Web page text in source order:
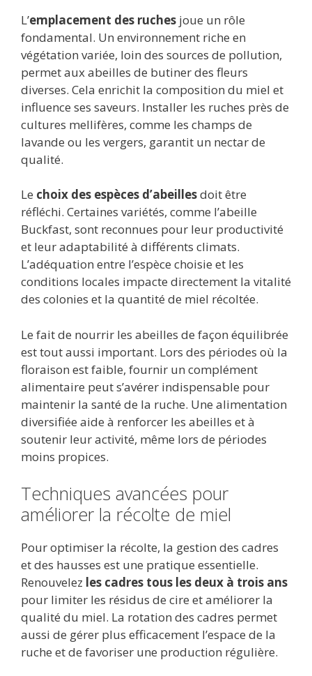
L’emplacement des ruches joue un rôle
fondamental. Un environnement riche en
végétation variée, loin des sources de pollution,
permet aux abeilles de butiner des fleurs
diverses. Cela enrichit la composition du miel et
influence ses saveurs. Installer les ruches près de
cultures mellifères, comme les champs de
lavande ou les vergers, garantit un nectar de
qualité.
Le choix des espèces d’abeillesdoit être
réfléchi. Certaines variétés, comme l’abeille
Buckfast, sont reconnues pour leur productivité
et leur adaptabilité à différents climats.
L’adéquation entre l’espèce choisie et les
conditions locales impacte directement la vitalité
des colonies et la quantité de miel récoltée.
Le fait de nourrir les abeilles de façon équilibrée
est tout aussi important. Lors des périodes où la
floraison est faible, fournir un complément
alimentaire peut s’avérer indispensable pour
maintenir la santé de la ruche. Une alimentation
diversifiée aide à renforcer les abeilles et à
soutenir leur activité, même lors de périodes
moins propices.
Techniques avancées pour
améliorer la récolte de miel
Pour optimiser la récolte, la gestion des cadres
et des hausses est une pratique essentielle.
Renouvelez les cadres tous les deux à trois ans
pour limiter les résidus de cire et améliorer la
qualité du miel. La rotation des cadres permet
aussi de gérer plus efficacement l’espace de la
ruche et de favoriser une production régulière.